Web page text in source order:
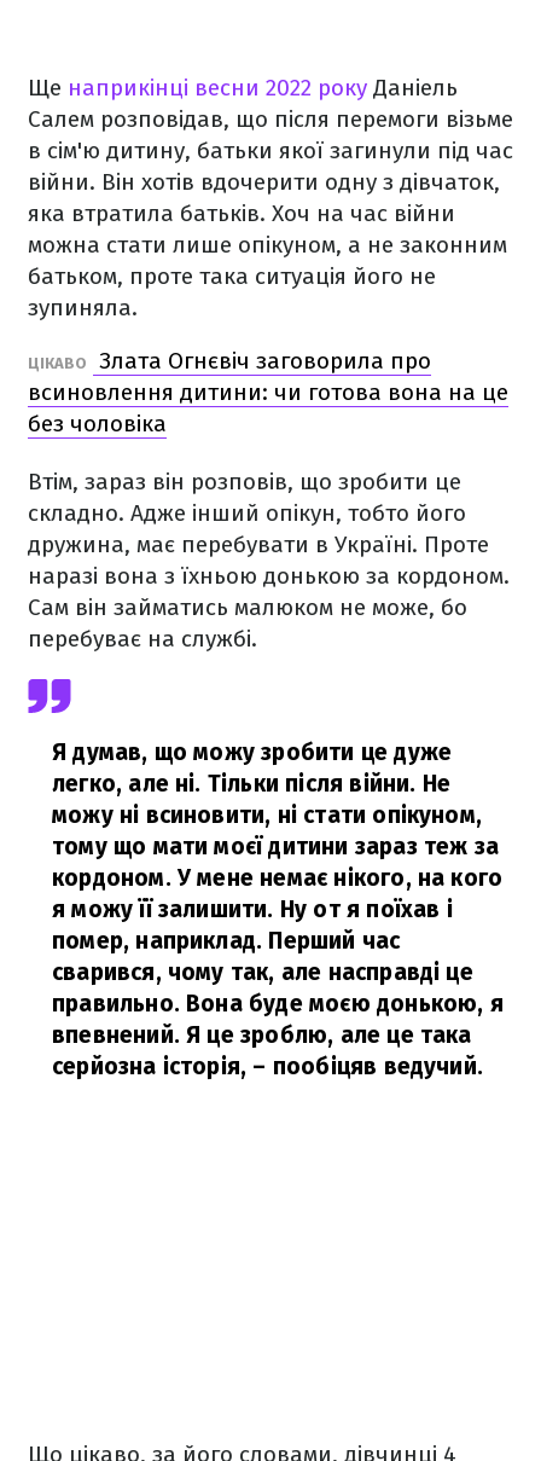
Ще наприкінці весни 2022 року Даніель
Салем розповідав, що після перемоги візьме
в сім'ю дитину, батьки якої загинули під час
війни. Він хотів вдочерити одну з дівчаток,
яка втратила батьків. Хоч на час війни
можна стати лише опікуном, а не законним
батьком, проте така ситуація його не
зупиняла.
ЦІКАВО
Злата Огнєвіч заговорила про
всиновлення дитини: чи готова вона на це
без чоловіка
Втім, зараз він розповів, що зробити це
складно. Адже інший опікун, тобто його
дружина, має перебувати в Україні. Проте
наразі вона з їхньою донькою за кордоном.
Сам він займатись малюком не може, бо
перебуває на службі.
Я думав, що можу зробити це дуже
легко, але ні. Тільки після війни. Не
можу ні всиновити, ні стати опікуном,
тому що мати моєї дитини зараз теж за
кордоном. У мене немає нікого, на кого
я можу її залишити. Ну от я поїхав і
помер, наприклад. Перший час
сварився, чому так, але насправді це
правильно. Вона буде моєю донькою, я
впевнений. Я це зроблю, але це така
серйозна історія, – пообіцяв ведучий.
Що цікаво, за його словами, дівчинці 4